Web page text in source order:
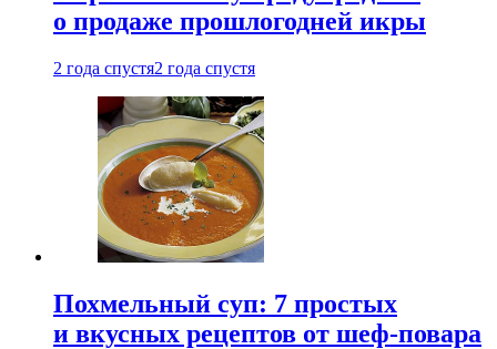
о продаже прошлогодней икры
2 года спустя2 года спустя
Похмельный суп: 7 простых
и вкусных рецептов от шеф-повара